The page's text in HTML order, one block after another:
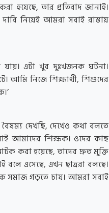
হয়েছে, তার প্রতিবাদ জানাই।
নিয়েই আমরা সবাই রাস্তায়
যায়। এটা খুব দুঃখজনক ঘটনা।
আমি নিজে শিক্ষার্থী, শিশুদের
দেখছি, দেখেও কথা বলতে
আমাদের শিক্ষক। ওদের কাছ
করা হয়েছে, তাদের দ্রুত মুক্তি
বলে এসেছে, এখন ছাত্ররা বলছে।
সমাজ গড়তে চায়। আমরা সবাই